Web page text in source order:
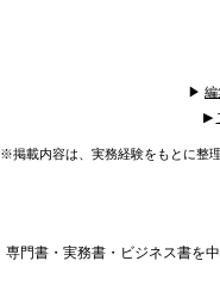
▶︎ 編
▶︎
※掲載内容は、実務経験をもとに整
専門書・実務書・ビジネス書を